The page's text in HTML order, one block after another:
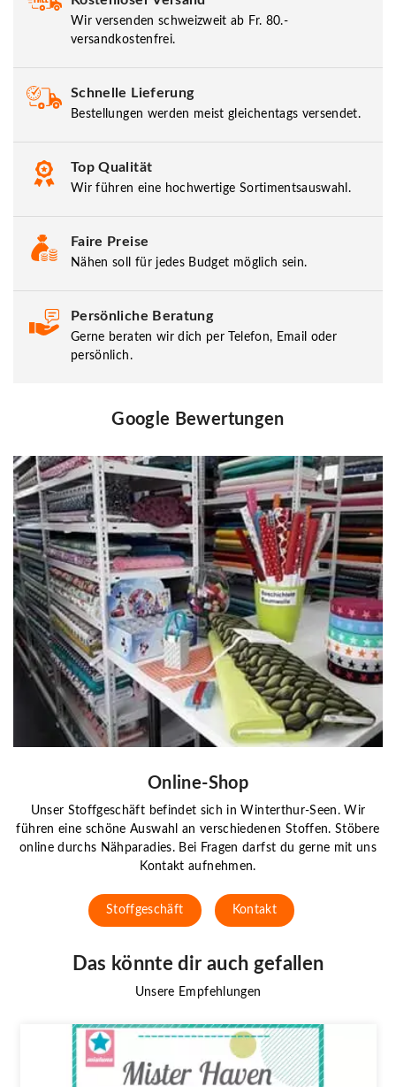
Wir versenden schweizweit ab Fr. 80.-
versandkostenfrei.
Schnelle Lieferung
Bestellungen werden meist gleichentags versendet.
Top Qualität
Wir führen eine hochwertige Sortimentsauswahl.
Faire Preise
Nähen soll für jedes Budget möglich sein.
Persönliche Beratung
Gerne beraten wir dich per Telefon, Email oder
persönlich.
Google Bewertungen
Online-Shop
Unser Stoffgeschäft befindet sich in Winterthur-Seen. Wir
führen eine schöne Auswahl an verschiedenen Stoffen. Stöbere
online durchs Nähparadies. Bei Fragen darfst du gerne mit uns
Kontakt aufnehmen.
Stoffgeschäft Kontakt
Das könnte dir auch gefallen
Unsere Empfehlungen